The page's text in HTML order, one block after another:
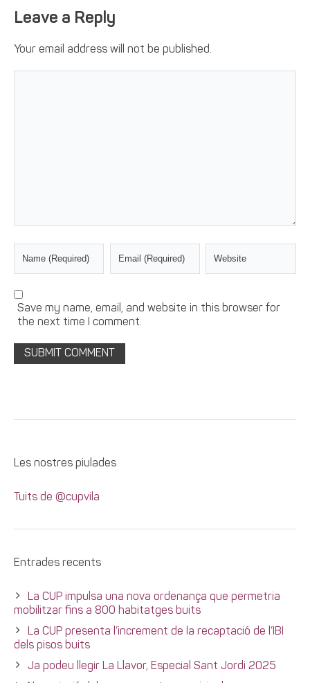
Leave a Reply
Your email address will not be published.
Save my name, email, and website in this browser for
the next time I comment.
Les nostres piulades
Tuits de @cupvila
Entrades recents
La CUP impulsa una nova ordenança que permetria
mobilitzar fins a 800 habitatges buits
La CUP presenta l’increment de la recaptació de l’IBI
dels pisos buits
Ja podeu llegir La Llavor, Especial Sant Jordi 2025